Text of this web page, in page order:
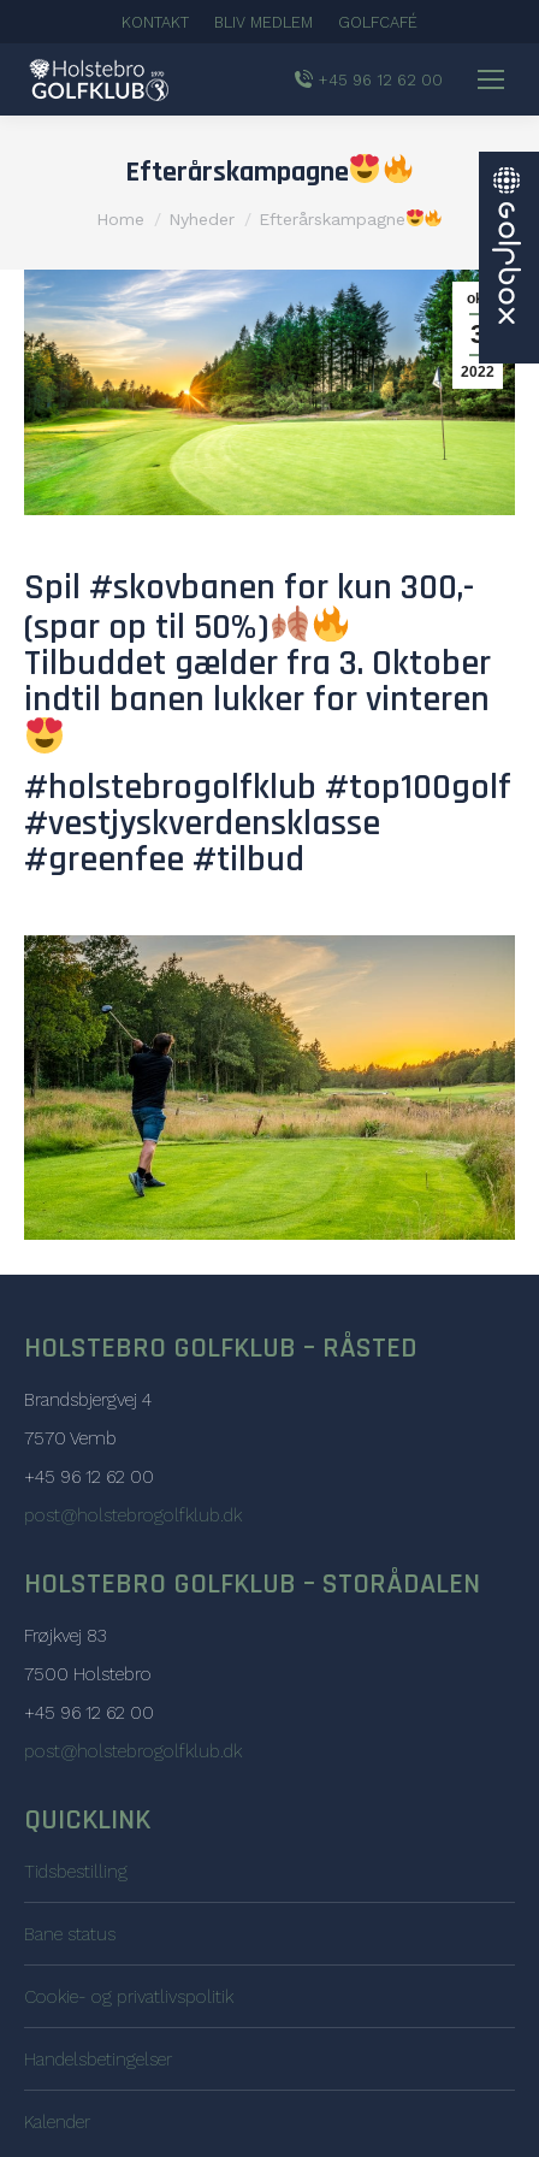
KONTAKT BLIV MEDLEM GOLFCAFÉ
+45 96 12 62 00
Efterårskampagne
You are here:
Home Nyheder Efterårskampagne
okt
3
2022
Spil #skovbanen for kun 300,-
(spar op til 50%)
Tilbuddet gælder fra 3. Oktober
indtil banen lukker for vinteren
#holstebrogolfklub #top100golf
#vestjyskverdensklasse
#greenfee #tilbud
HOLSTEBRO GOLFKLUB – RÅSTED
Brandsbjergvej 4
7570 Vemb
+45 96 12 62 00
post@holstebrogolfklub.dk
HOLSTEBRO GOLFKLUB – STORÅDALEN
Frøjkvej 83
7500 Holstebro
+45 96 12 62 00
post@holstebrogolfklub.dk
QUICKLINK
Tidsbestilling
Bane status
Cookie- og privatlivspolitik
Handelsbetingelser
Kalender